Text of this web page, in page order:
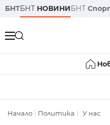
БНТБНТ НОВИНИБНТ
Начало Политика У нас